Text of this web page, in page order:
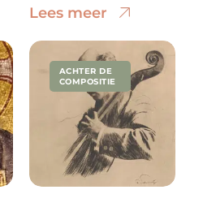
Lees meer
ACHTER DE
COMPOSITIE